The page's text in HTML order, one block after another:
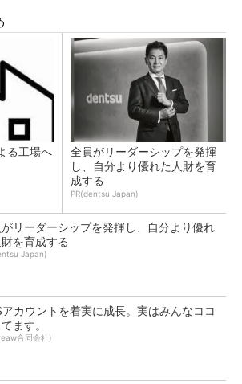
る工場へ
全員がリーダーシップを発揮
し、自分より優れた人財を育
成する
PR(dentsu Japan)
リーダーシップを発揮し、自分より優れ
を育成する
Japan)
アカウントを着実に成長。実はみんなココ
ます。
合同会社)